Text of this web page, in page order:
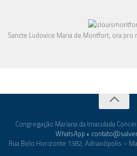
Sancte Ludovice Maria de Montfort, ora pro
Congregação Mariana da Imaculada
WhatsApp •
Rua Belo Horizonte 1382, Adrianópolis –